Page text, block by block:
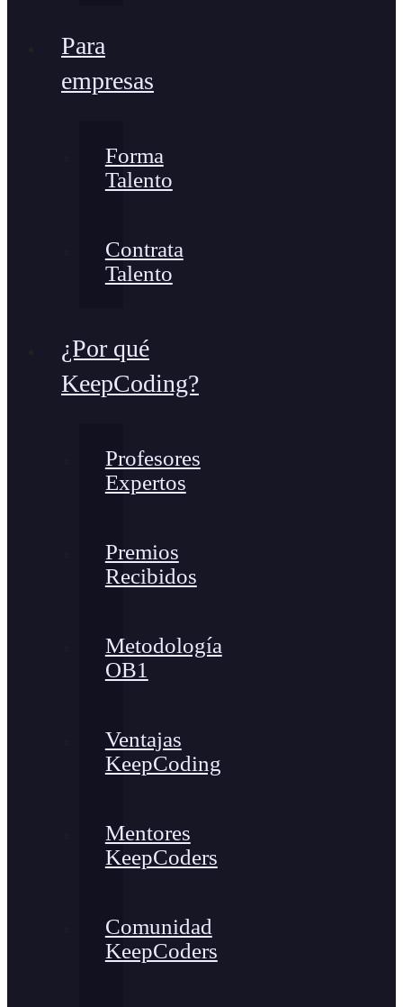
Para
empresas
Forma
Talento
Contrata
Talento
¿Por qué
KeepCoding?
Profesores
Expertos
Premios
Recibidos
Metodología
OB1
Ventajas
KeepCoding
Mentores
KeepCoders
Comunidad
KeepCoders